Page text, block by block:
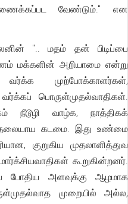
வேண்டும்." என
".. மதம் தன் பிடிப்பை
மக்களின் அறியாமை என்று
வர்க்க முற்போக்காளர்கள்,
பொருள்முதல்வாதிகள்.
நீடூழி வாழ்க, நாத்திகக்
தலையாய கடமை. இது உண்மை
குறுகிய முதலாளித்துவ
கூறுகின்றனர்.
போதிய அளவுக்கு ஆழமாக
முறையில் அல்ல,